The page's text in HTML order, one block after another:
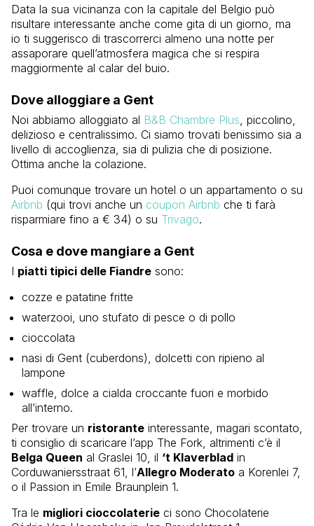
Data la sua vicinanza con la capitale del Belgio può
risultare interessante anche come gita di un giorno, ma
io ti suggerisco di trascorrerci almeno una notte per
assaporare quell’atmosfera magica che si respira
maggiormente al calar del buio.
Dove alloggiare a Gent
Noi abbiamo alloggiato al B&B Chambre Plus , piccolino,
delizioso e centralissimo. Ci siamo trovati benissimo sia a
livello di accoglienza, sia di pulizia che di posizione.
Ottima anche la colazione.
Puoi comunque trovare un hotel o un appartamento o su
Airbnb (qui trovi anche un coupon Airbnb che ti farà
risparmiare fino a € 34) o su Trivago.
Cosa e dove mangiare a Gent
I piatti tipici delle Fiandre sono:
cozze e patatine fritte
waterzooi, uno stufato di pesce o di pollo
cioccolata
nasi di Gent (cuberdons), dolcetti con ripieno al
lampone
waffle, dolce a cialda croccante fuori e morbido
all’interno.
Per trovare un ristorante interessante, magari scontato,
ti consiglio di scaricare l’app The Fork, altrimenti c’è il
Belga Queen al Graslei 10, il ‘t Klaverblad in
Corduwaniersstraat 61, l’Allegro Moderato a Korenlei 7,
o il Passion in Emile Braunplein 1.
Tra le migliori cioccolaterie ci sono Chocolaterie